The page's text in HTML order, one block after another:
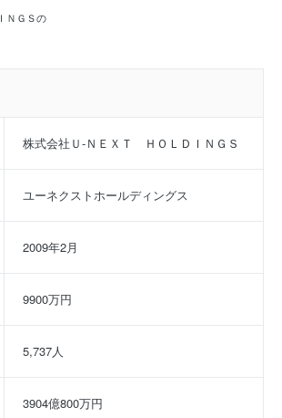
ＮＧＳの
株式会社Ｕ‐ＮＥＸＴ　ＨＯＬＤＩＮＧＳ
ユーネクストホールディングス
2009年2月
9900万円
5,737人
3904億800万円